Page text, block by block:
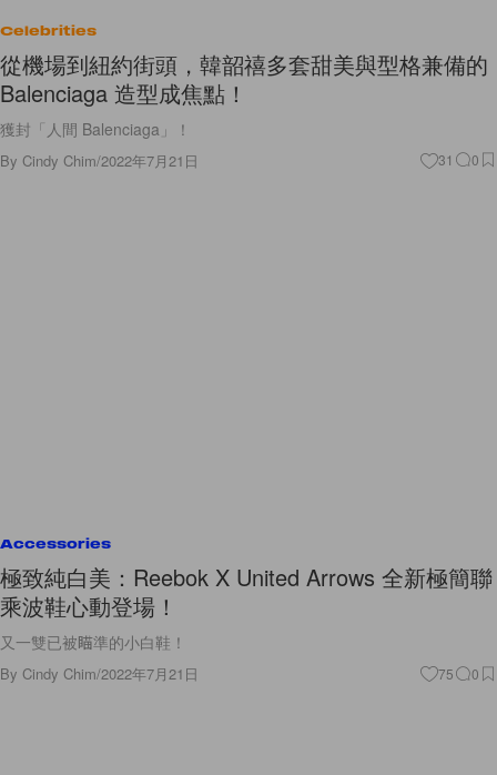
Celebrities
從機場到紐約街頭，韓韶禧多套甜美與型格兼備的
Balenciaga 造型成焦點！
獲封「人間 Balenciaga」！
By Cindy Chim/2022年7月21日 31 0
Accessories
極致純白美：Reebok X United Arrows 全新極簡聯
乘波鞋心動登場！
又一雙已被瞄準的小白鞋！
By Cindy Chim/2022年7月21日 75 0